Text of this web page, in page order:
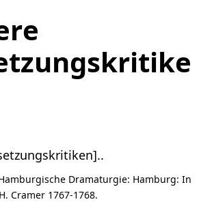
Dramaturgie: Hamburg: In
Cramer 1767-1768.